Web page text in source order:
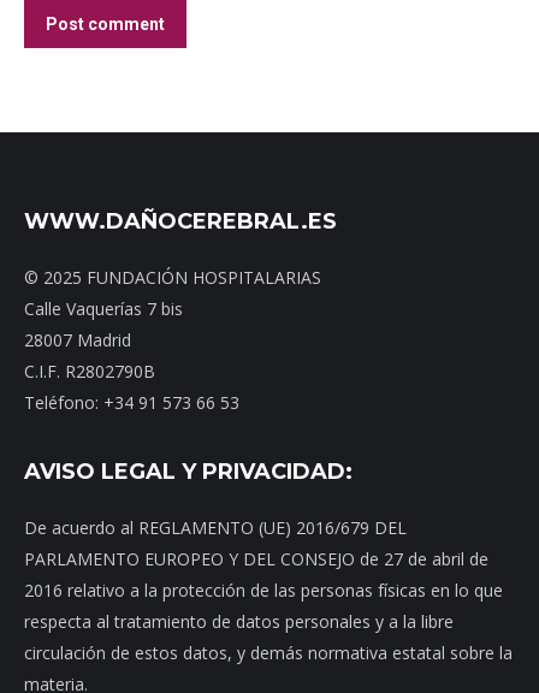
Post comment
WWW.DAÑOCEREBRAL.ES
© 2025 FUNDACIÓN HOSPITALARIAS
Calle Vaquerías 7 bis
28007 Madrid
C.I.F. R2802790B
Teléfono: +34 91 573 66 53
AVISO LEGAL Y PRIVACIDAD:
De acuerdo al REGLAMENTO (UE) 2016/679 DEL
PARLAMENTO EUROPEO Y DEL CONSEJO de 27 de abril de
2016 relativo a la protección de las personas físicas en lo que
respecta al tratamiento de datos personales y a la libre
circulación de estos datos, y demás normativa estatal sobre la
materia.